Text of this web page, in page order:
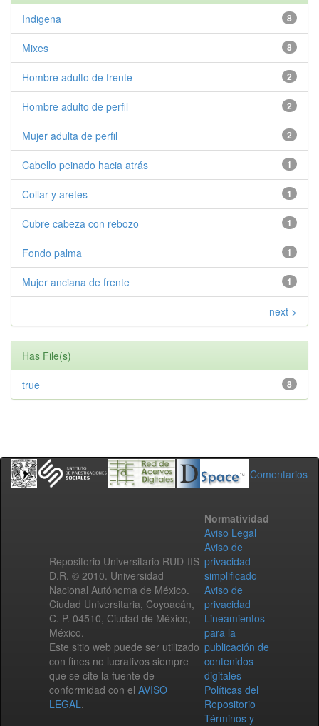
8
Indigena
8
Mixes
2
Hombre adulto de frente
2
Hombre adulto de perfil
2
Mujer adulta de perfil
1
Cabello peinado hacia atrás
1
Collar y aretes
1
Cubre cabeza con rebozo
1
Fondo palma
1
Mujer anciana de frente
next >
Has File(s)
8
true
Comentarios
Repositorio Universitario RUD-IIS
D.R. © 2010. Universidad
Nacional Autónoma de México.
Ciudad Universitaria, Coyoacán,
C. P. 04510, Ciudad de México,
México.
Este sitio web puede ser utilizado
con fines no lucrativos siempre
que se cite la fuente de
conformidad con el AVISO
LEGAL.
Normatividad
Aviso Legal
Aviso de
privacidad
simplificado
Aviso de
privacidad
Lineamientos
para la
publicación de
contenidos
digitales
Políticas del
Repositorio
Términos y